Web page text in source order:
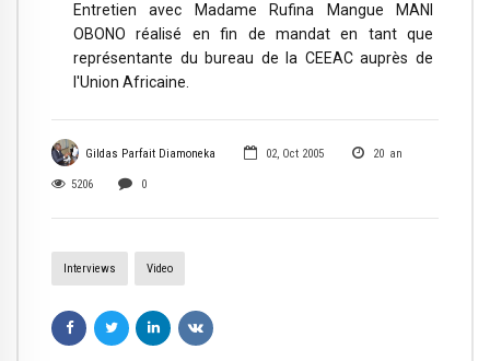
Gildas Parfait Diamoneka 02, Oct 2005 20 an
5206 0
Interviews Video
Entretien avec Madame Rufina Mangue MANI
OBONO réalisé en fin de mandat en tant que
représentante du bureau de la CEEAC auprès de
l'Union Africaine.